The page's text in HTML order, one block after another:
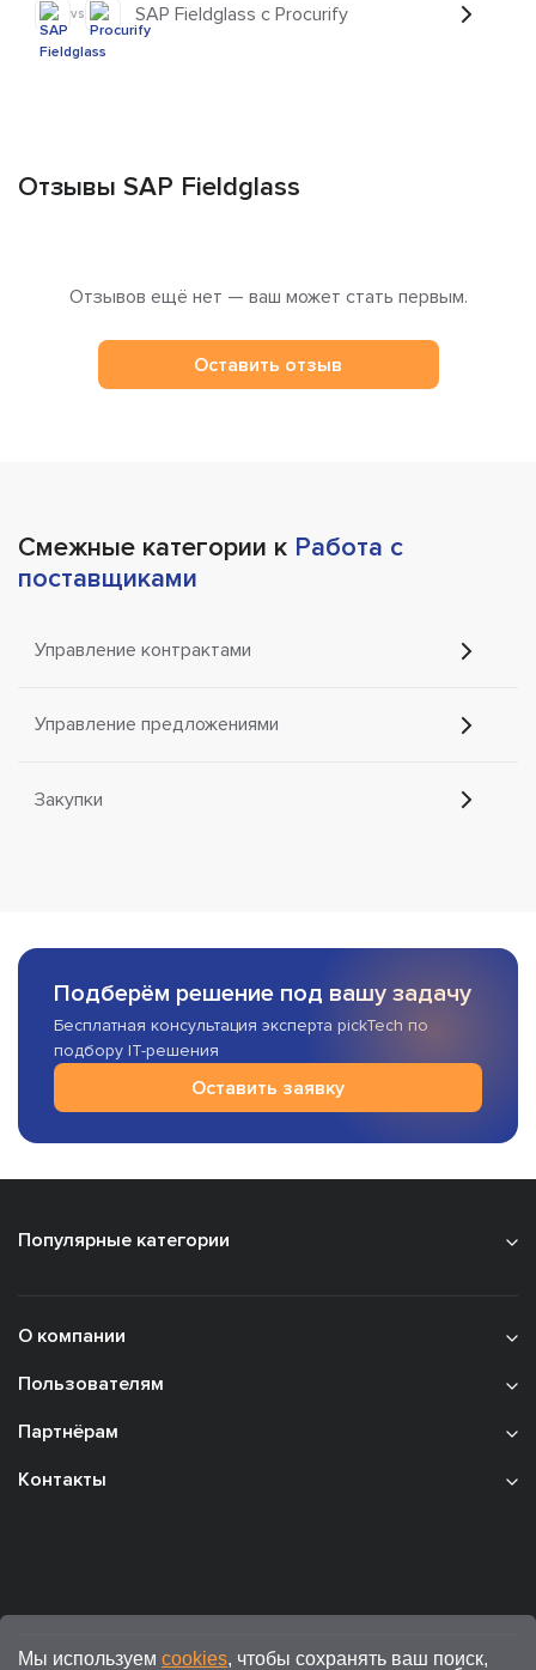
vs SAP Fieldglass с Procurify
Отзывы SAP Fieldglass
Отзывов ещё нет — ваш может стать первым.
Оставить отзыв
Смежные категории к Работа с
поставщиками
Управление контрактами
Управление предложениями
Закупки
Подберём решение под вашу задачу
Бесплатная консультация эксперта pickTech по
подбору IT-решения
Оставить заявку
Популярные категории
О компании
Пользователям
Партнёрам
Контакты
Мы используем cookies, чтобы сохранять ваш поиск,